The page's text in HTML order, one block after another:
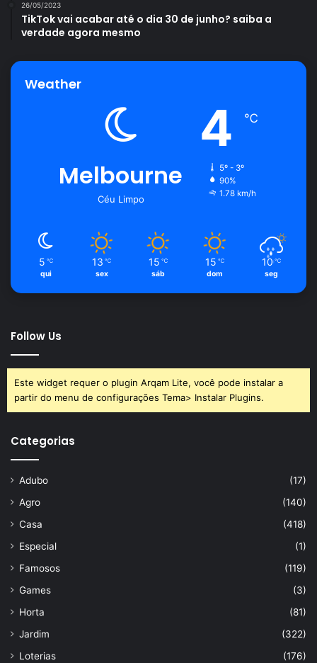
26/05/2023
TikTok vai acabar até o dia 30 de junho? saiba a
verdade agora mesmo
Weather
Melbourne
Céu Limpo
4 ℃
5º - 3º
90%
1.78 km/h
5 ℃
qui
13 ℃
sex
15 ℃
sáb
15 ℃
dom
10 ℃
seg
Follow Us
Este widget requer o plugin Arqam Lite, você pode instalar a
partir do menu de configurações Tema> Instalar Plugins.
Categorias
Adubo
(17)
Agro
(140)
Casa
(418)
Especial
(1)
Famosos
(119)
Games
(3)
Horta
(81)
Jardim
(322)
Loterias
(176)